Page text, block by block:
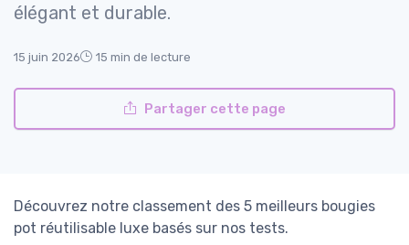
élégant et durable.
15 juin 2026 15 min de lecture
Partager cette page
Découvrez notre classement des 5 meilleurs bougies
pot réutilisable luxe basés sur nos tests.